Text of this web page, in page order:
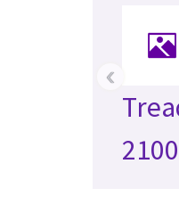
2100
‹